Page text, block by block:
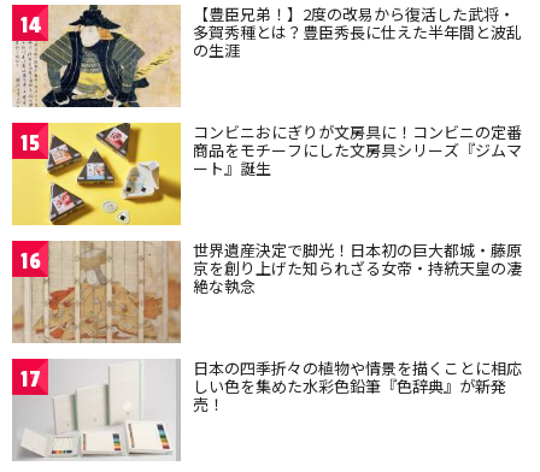
14 【豊臣兄弟！】2度の改易から復活した武将・
多賀秀種とは？豊臣秀長に仕えた半年間と波乱
の生涯
15 コンビニおにぎりが文房具に！コンビニの定番
商品をモチーフにした文房具シリーズ『ジムマ
ート』誕生
16 世界遺産決定で脚光！日本初の巨大都城・藤原
京を創り上げた知られざる女帝・持統天皇の凄
絶な執念
17 日本の四季折々の植物や情景を描くことに相応
しい色を集めた水彩色鉛筆『色辞典』が新発
売！